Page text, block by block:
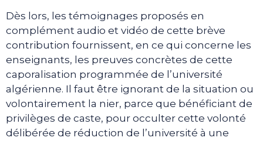
Dès lors, les témoignages proposés en
complément audio et vidéo de cette brève
contribution fournissent, en ce qui concerne les
enseignants, les preuves concrètes de cette
caporalisation programmée de l’université
algérienne. Il faut être ignorant de la situation ou
volontairement la nier, parce que bénéficiant de
privilèges de caste, pour occulter cette volonté
délibérée de réduction de l’université à une